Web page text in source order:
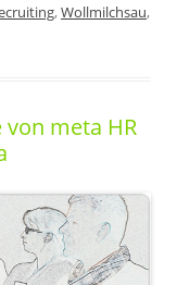
,Wollmilchsau,
von meta HR